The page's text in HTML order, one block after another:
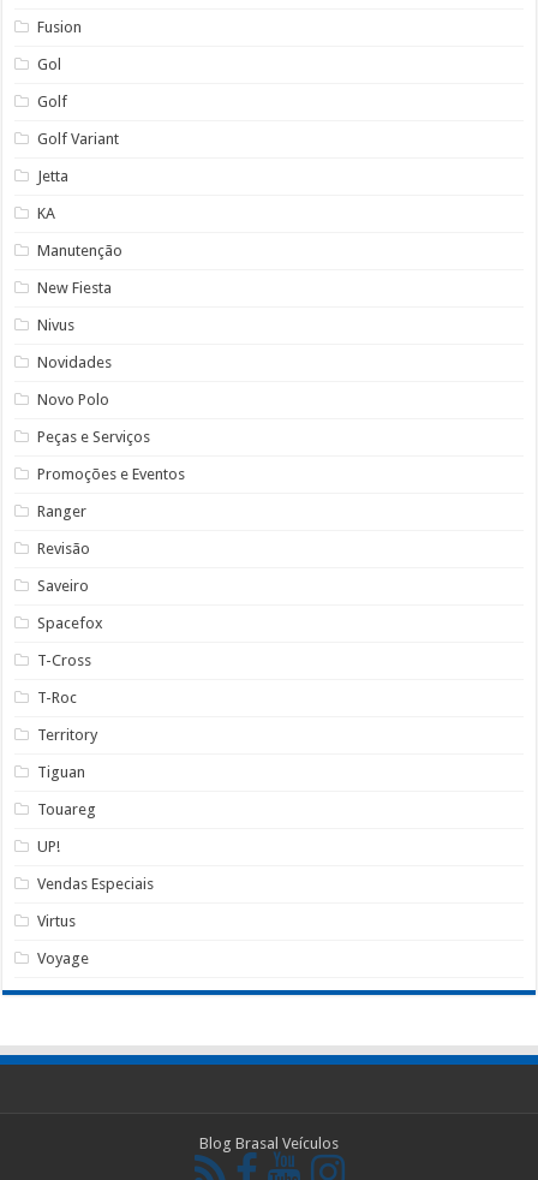
Fusion
Gol
Golf
Golf Variant
Jetta
KA
Manutenção
New Fiesta
Nivus
Novidades
Novo Polo
Peças e Serviços
Promoções e Eventos
Ranger
Revisão
Saveiro
Spacefox
T-Cross
T-Roc
Territory
Tiguan
Touareg
UP!
Vendas Especiais
Virtus
Voyage
Blog Brasal Veículos